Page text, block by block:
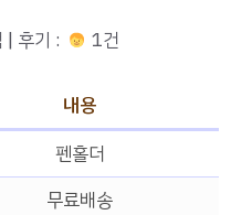
후기 : 1건
내용
펜홀더
무료배송